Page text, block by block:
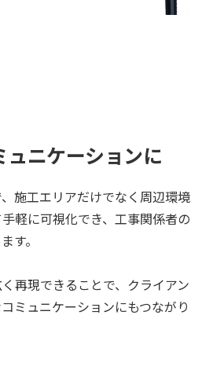
ュニケーションに
施工エリアだけでなく周辺環境
軽に可視化でき、工事関係者の
す。
再現できることで、クライアン
ミュニケーションにもつながり